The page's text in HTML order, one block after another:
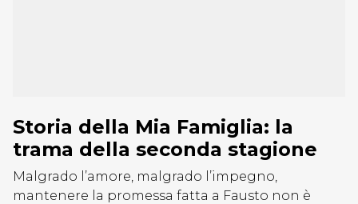
Storia della Mia Famiglia: la
trama della seconda stagione
Malgrado l’amore, malgrado l’impegno,
mantenere la promessa fatta a Fausto non è